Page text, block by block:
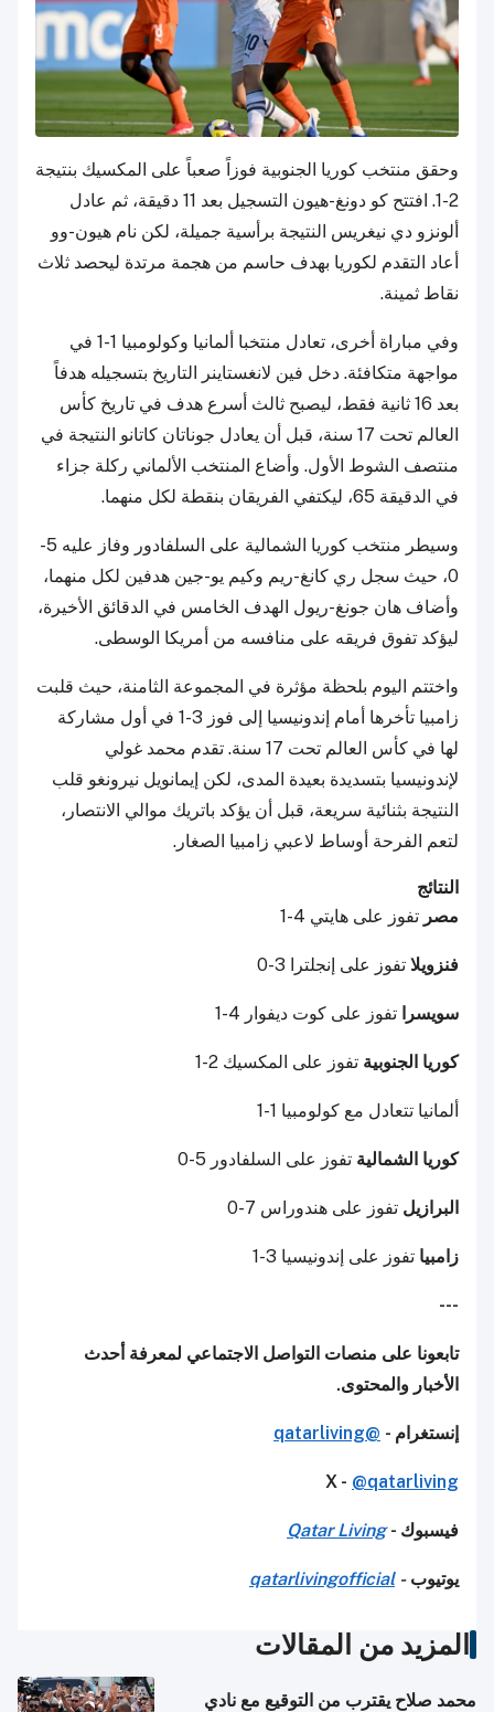
وحقق منتخب كوريا الجنوبية فوزاً صعباً على المكسيك بنتيجة
2-1. افتتح كو دونغ-هيون التسجيل بعد 11 دقيقة، ثم عادل
ألونزو دي نيغريس النتيجة برأسية جميلة، لكن نام هيون-وو
أعاد التقدم لكوريا بهدف حاسم من هجمة مرتدة ليحصد ثلاث
نقاط ثمينة.
وفي مباراة أخرى، تعادل منتخبا ألمانيا وكولومبيا 1-1 في
مواجهة متكافئة. دخل فين لانغستاينر التاريخ بتسجيله هدفاً
بعد 16 ثانية فقط، ليصبح ثالث أسرع هدف في تاريخ كأس
العالم تحت 17 سنة، قبل أن يعادل جوناتان كاتانو النتيجة في
منتصف الشوط الأول. وأضاع المنتخب الألماني ركلة جزاء
في الدقيقة 65، ليكتفي الفريقان بنقطة لكل منهما.
وسيطر منتخب كوريا الشمالية على السلفادور وفاز عليه 5-
0، حيث سجل ري كانغ-ريم وكيم يو-جين هدفين لكل منهما،
وأضاف هان جونغ-ريول الهدف الخامس في الدقائق الأخيرة،
ليؤكد تفوق فريقه على منافسه من أمريكا الوسطى.
واختتم اليوم بلحظة مؤثرة في المجموعة الثامنة، حيث قلبت
زامبيا تأخرها أمام إندونيسيا إلى فوز 3-1 في أول مشاركة
لها في كأس العالم تحت 17 سنة. تقدم محمد غولي
لإندونيسيا بتسديدة بعيدة المدى، لكن إيمانويل نيرونغو قلب
النتيجة بثنائية سريعة، قبل أن يؤكد باتريك موالي الانتصار،
لتعم الفرحة أوساط لاعبي زامبيا الصغار.
النتائج
مصر تفوز على هايتي 4-1
فنزويلا تفوز على إنجلترا 3-0
سويسرا تفوز على كوت ديفوار 4-1
كوريا الجنوبية تفوز على المكسيك 2-1
ألمانيا تتعادل مع كولومبيا 1-1
كوريا الشمالية تفوز على السلفادور 5-0
البرازيل تفوز على هندوراس 7-0
زامبيا تفوز على إندونيسيا 3-1
---
تابعونا على منصات التواصل الاجتماعي لمعرفة أحدث
الأخبار والمحتوى.
إنستغرام - @qatarliving
X - @qatarliving
فيسبوك -Qatar Living
يوتيوب-
qatarlivingofficial
المزيد من المقالات
محمد صلاح يقترب من التوقيع مع نادي